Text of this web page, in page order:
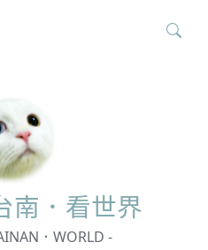
南．看世界
．WORLD -